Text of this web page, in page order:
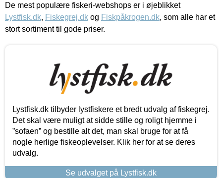
De mest populære fiskeri-webshops er i øjeblikket
Lystfisk.dk, Fiskegrej.dk og Fiskpåkrogen.dk, som alle har et
stort sortiment til gode priser.
Lystfisk.dk tilbyder lystfiskere et bredt udvalg af fiskegrej.
Det skal være muligt at sidde stille og roligt hjemme i
”sofaen” og bestille alt det, man skal bruge for at få
nogle herlige fiskeoplevelser. Klik her for at se deres
udvalg.
Se udvalget på Lystfisk.dk